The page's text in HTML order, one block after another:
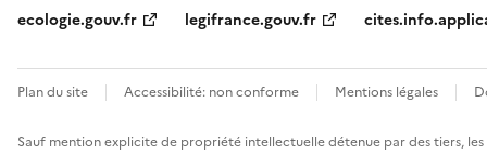
ecologie.gouv.fr
legifrance.gouv.fr
Plan du site Accessibilité: non conforme Mentions légales
Sauf mention explicite de propriété intellectuelle détenue par des tiers,